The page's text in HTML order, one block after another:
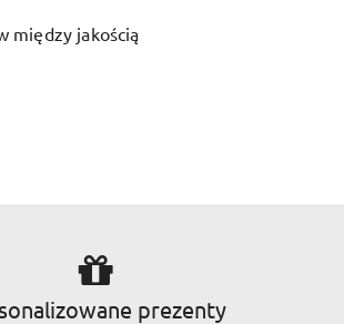
między jakością
prezenty